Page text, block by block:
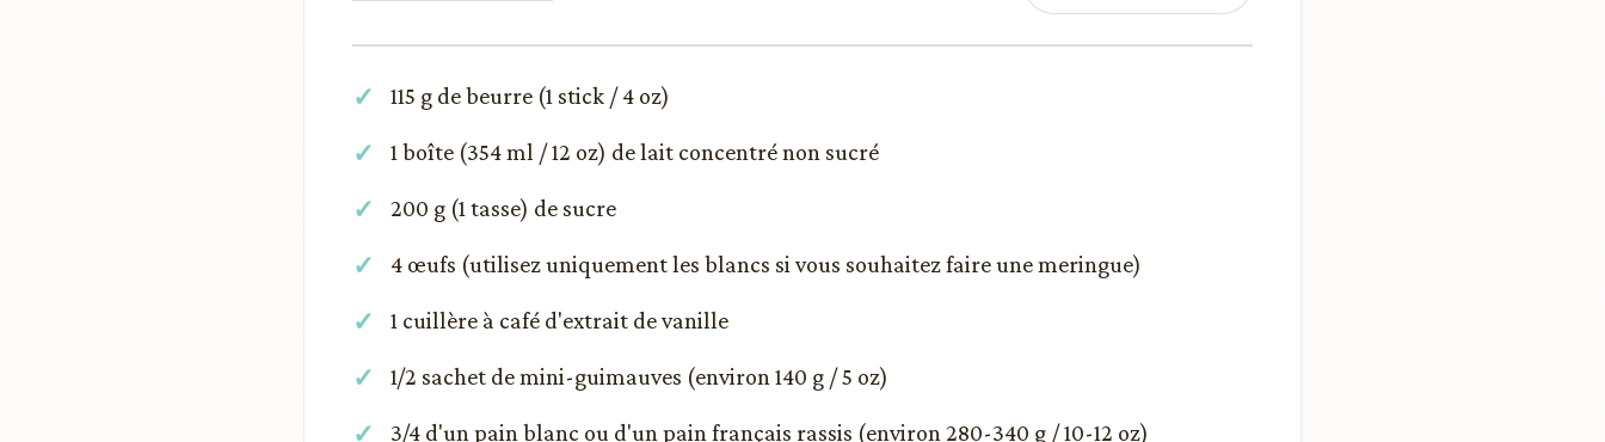
115 g de beurre (1 stick / 4 oz)
1 boîte (354 ml / 12 oz) de lait concentré non sucré
200 g (1 tasse) de sucre
4 œufs (utilisez uniquement les blancs si vous souhaitez faire une meringue)
1 cuillère à café d'extrait de vanille
1/2 sachet de mini-guimauves (environ 140 g / 5 oz)
3/4 d'un pain blanc ou d'un pain français rassis (environ 280-340 g / 10-12 oz)